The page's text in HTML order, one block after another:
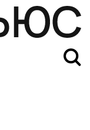
что произошло,